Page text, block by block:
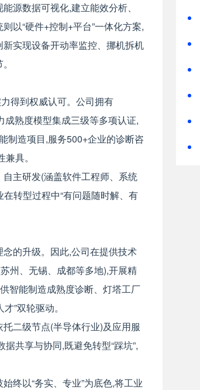
源数据可视化,建立能效分析、
以“硬件+控制+平台”一体化方案,
实现设备开动率监控、挪机拆机
得到权威认可。公司拥有
熟度模型集成三级等多项认证,
制造项目,服务500+企业的诊断咨
具。
主研发(涵盖软件工程师、系统
转型过程中“有问题随时解、有
的升级。因此,公司在提供技术
州、无锡、成都等多地),开展精
智能制造成熟度诊断、灯塔工厂
”双轮驱动。
二级节点(半导体行业)及应用服
共享与协同,既避免转型“踩坑”,
终以“务实、专业”为底色,将工业
择